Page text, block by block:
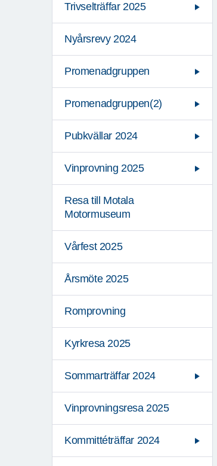
Trivselträffar 2025
Nyårsrevy 2024
Promenadgruppen
Promenadgruppen(2)
Pubkvällar 2024
Vinprovning 2025
Resa till Motala
Motormuseum
Vårfest 2025
Årsmöte 2025
Romprovning
Kyrkresa 2025
Sommarträffar 2024
Vinprovningsresa 2025
Kommittéträffar 2024